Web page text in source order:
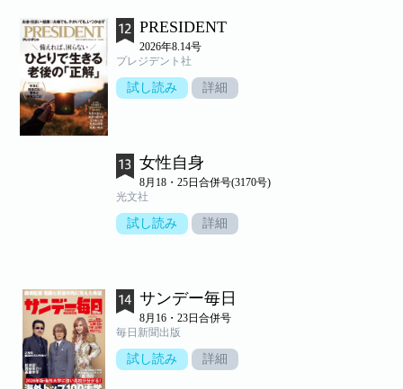
PRESIDENT
2026年8.14号
プレジデント社
試し読み 詳細
女性自身
8月18・25日合併号(3170号)
光文社
試し読み 詳細
サンデー毎日
8月16・23日合併号
毎日新聞出版
試し読み 詳細